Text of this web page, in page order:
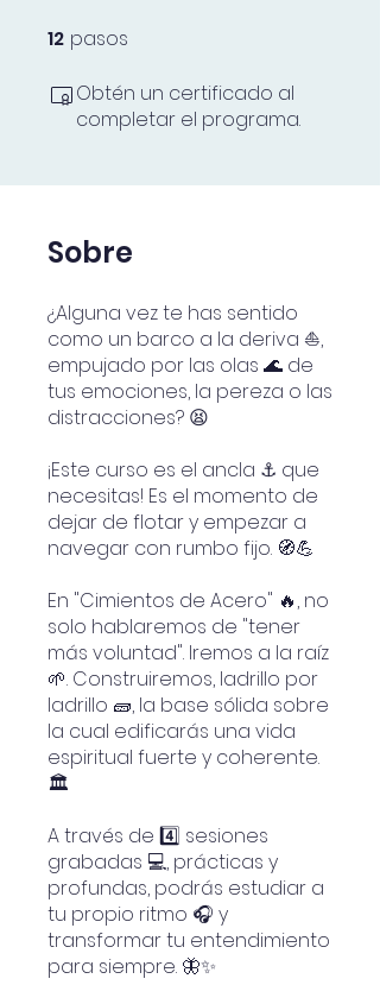
12 pasos
Obtén un certificado al
completar el programa.
Sobre
¿Alguna vez te has sentido
como un barco a la deriva ⛵️,
empujado por las olas 🌊 de
tus emociones, la pereza o las
distracciones? 😫
¡Este curso es el ancla ⚓️ que
necesitas! Es el momento de
dejar de flotar y empezar a
navegar con rumbo fijo. 🧭💪
En "Cimientos de Acero" 🔥, no
solo hablaremos de "tener
más voluntad". Iremos a la raíz
🌱. Construiremos, ladrillo por
ladrillo 🧱, la base sólida sobre
la cual edificarás una vida
espiritual fuerte y coherente.
🏛️
A través de 4️⃣ sesiones
grabadas 💻, prácticas y
profundas, podrás estudiar a
tu propio ritmo 🎧 y
transformar tu entendimiento
para siempre. 🦋✨